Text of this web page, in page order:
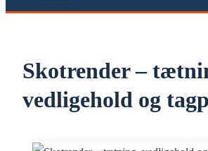
Skotrender –
vedligehold og